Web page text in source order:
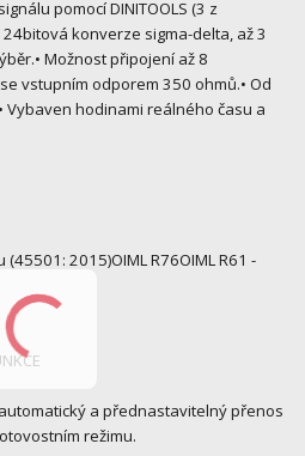
pomocí DINITOOLS (3 z
konverze sigma-delta, až 3
Možnost připojení až 8
vstupním odporem 350 ohmů.• Od
Vybaven hodinami reálného času a
2015)OIML R76OIML R61 -
a přednastavitelný přenos
režimu.